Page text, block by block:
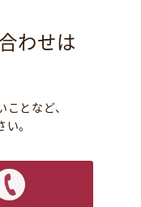
わせは
となど、
。